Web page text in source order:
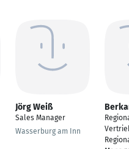
Jörg Weiß
Sales Manager
Wasserburg am Inn